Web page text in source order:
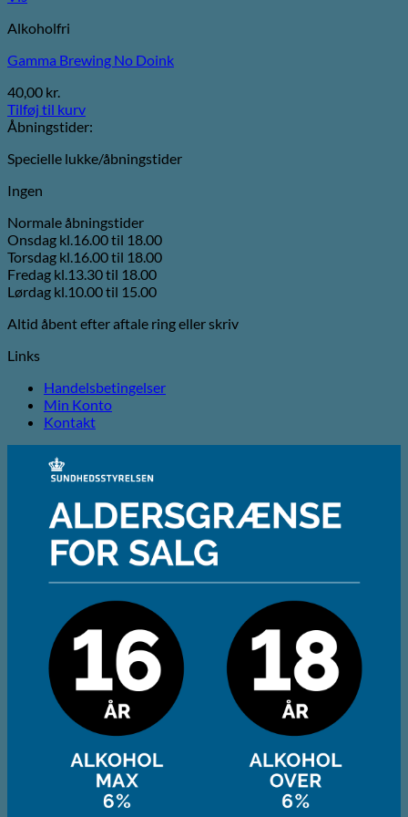
Alkoholfri
Gamma Brewing No Doink
40,00 kr.
Tilføj til kurv
Åbningstider:
Specielle lukke/åbningstider
Ingen
Normale åbningstider
Onsdag kl.16.00 til 18.00
Torsdag kl.16.00 til 18.00
Fredag kl.13.30 til 18.00
Lørdag kl.10.00 til 15.00
Altid åbent efter aftale ring eller skriv
Links
Handelsbetingelser
Min Konto
Kontakt